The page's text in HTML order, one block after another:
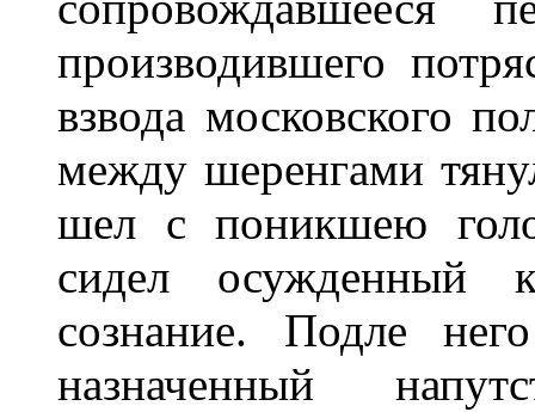
производившего
взвода московского
между шеренгами
шел с поникшею
сидел осужденный
сознание. Подле
назначенный